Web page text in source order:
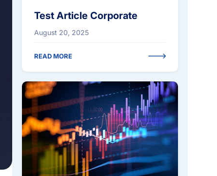
Test Article Corporate
August 20, 2025
READ MORE
MEDICAL